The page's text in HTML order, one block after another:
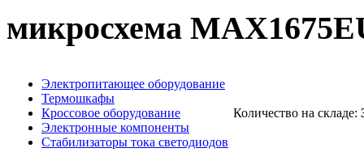
микросхема
Электропитающее оборудование
Термошкафы
Кроссовое оборудование
Электронные компоненты
Стабилизаторы тока светодиодов
Количество на складе: